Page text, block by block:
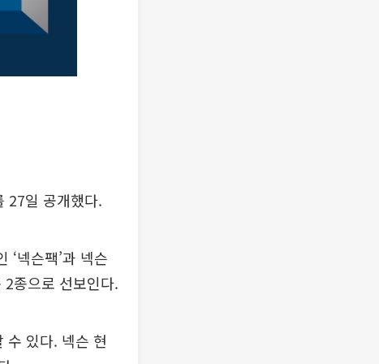
27일 공개했다.
‘넥슨팩’과 넥슨
2종으로 선보인다.
수 있다. 넥슨 현